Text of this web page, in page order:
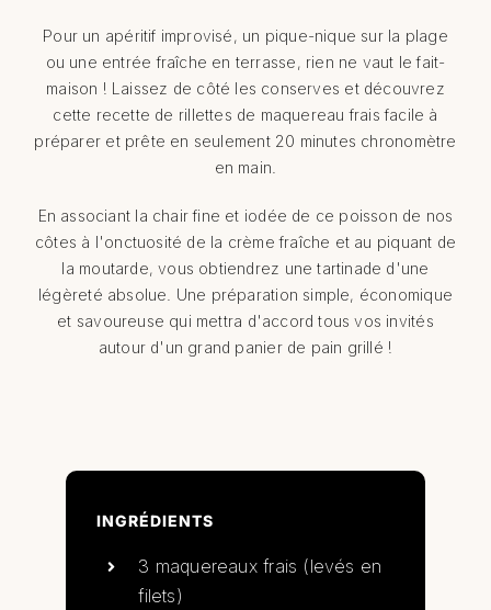
Pour un apéritif improvisé, un pique-nique sur la plage
ou une entrée fraîche en terrasse, rien ne vaut le fait-
maison ! Laissez de côté les conserves et découvrez
cette recette de rillettes de maquereau frais facile à
préparer et prête en seulement 20 minutes chronomètre
en main.
En associant la chair fine et iodée de ce poisson de nos
côtes à l'onctuosité de la crème fraîche et au piquant de
la moutarde, vous obtiendrez une tartinade d'une
légèreté absolue. Une préparation simple, économique
et savoureuse qui mettra d'accord tous vos invités
autour d'un grand panier de pain grillé !
INGRÉDIENTS
3 maquereaux frais (levés en
filets)